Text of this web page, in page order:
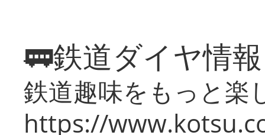
🚃鉄道ダイヤ情
鉄道趣味をもっと楽
https://